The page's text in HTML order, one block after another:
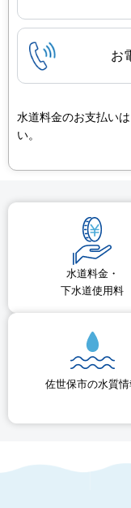
お
水道料金のお支払い
い。
水道料金・
下水道使用料
佐世保市の水質情